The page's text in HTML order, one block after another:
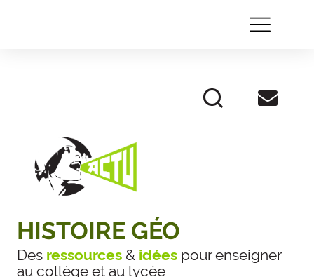
HISTOIRE GÉO
Des ressources& idéespour enseigner
au collège et au lycée